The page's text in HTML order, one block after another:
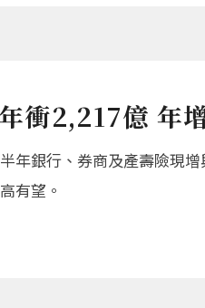
衝2,217億 年
年銀行、券商及產壽險現
有望。